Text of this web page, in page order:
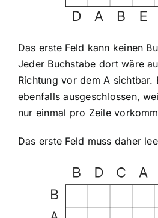
Das erste Feld kann keinen
Jeder Buchstabe dort wäre
Richtung vor dem A sichtbar.
ebenfalls ausgeschlossen,
nur einmal pro Zeile
Das erste Feld muss daher